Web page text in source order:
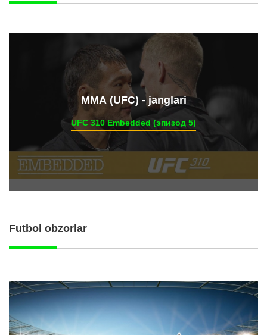
ММА (UFC) - janglari
UFC 310 Embedded (эпизод 5)
Futbol obzorlar